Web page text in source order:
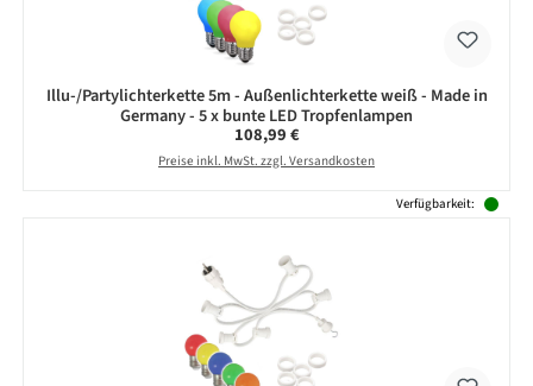
Illu-/Partylichterkette 5m - Außenlichterkette weiß - Made in
Germany - 5 x bunte LED Tropfenlampen
Regulärer Preis:
108,99 €
Preise inkl. MwSt. zzgl. Versandkosten
Verfügbarkeit: